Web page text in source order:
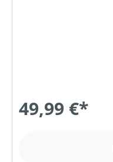
49,99 €*